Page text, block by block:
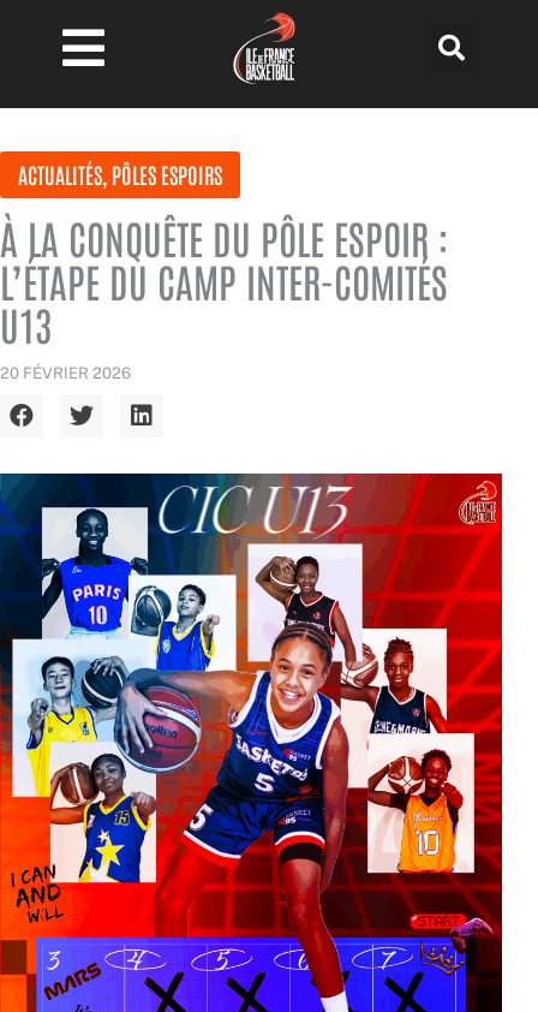
contenu
ACTUALITÉS, PÔLES ESPOIRS
À LA CONQUÊTE DU PÔLE ESPOIR :
L’ÉTAPE DU CAMP INTER-COMITÉS
U13
20 FÉVRIER 2026